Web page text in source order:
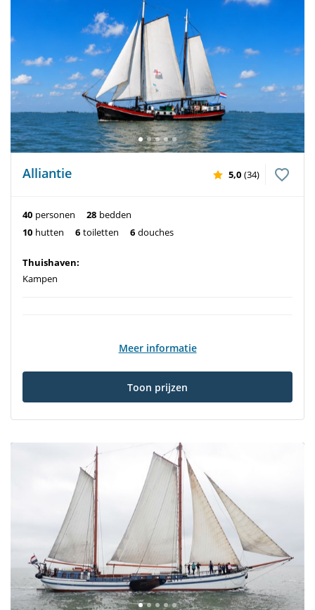
Alliantie 5,0 (34)
40 personen 28 bedden
10 hutten 6 toiletten 6 douches
Thuishaven:
Kampen
Meer informatie
Toon prijzen